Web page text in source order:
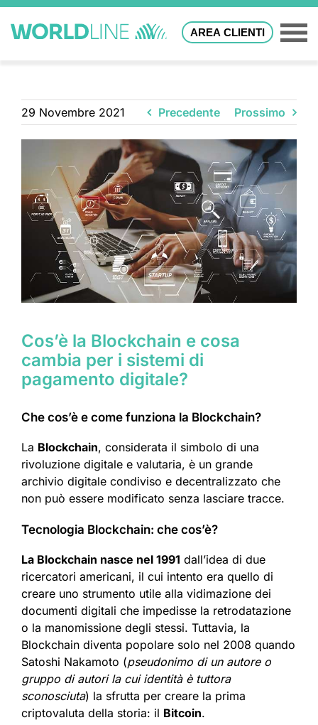
AREA CLIENTI
29 Novembre 2021 Precedente Prossimo
Cos’è la Blockchain e cosa
cambia per i sistemi di
pagamento digitale?
Che cos’è e come funziona la Blockchain?
La Blockchain, considerata il simbolo di una
rivoluzione digitale e valutaria, è un grande
archivio digitale condiviso e decentralizzato che
non può essere modificato senza lasciare tracce.
Tecnologia Blockchain: che cos’è?
La Blockchain nasce nel 1991 dall’idea di due
ricercatori americani, il cui intento era quello di
creare uno strumento utile alla vidimazione dei
documenti digitali che impedisse la retrodatazione
o la manomissione degli stessi. Tuttavia, la
Blockchain diventa popolare solo nel 2008 quando
Satoshi Nakamoto (pseudonimo di un autore o
gruppo di autori la cui identità è tuttora
sconosciuta) la sfrutta per creare la prima
criptovaluta della storia: il Bitcoin.